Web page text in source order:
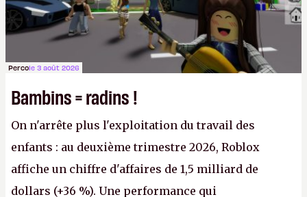
Percole 3 août 2026
Bambins = radins !
On n'arrête plus l'exploitation du travail des
enfants : au deuxième trimestre 2026, Roblox
affiche un chiffre d'affaires de 1,5 milliard de
dollars (+36 %). Une performance qui